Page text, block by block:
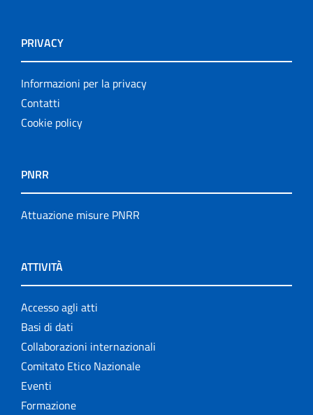
PRIVACY
Informazioni per la privacy
Contatti
Cookie policy
PNRR
Attuazione misure PNRR
ATTIVITÀ
Accesso agli atti
Basi di dati
Collaborazioni internazionali
Comitato Etico Nazionale
Eventi
Formazione